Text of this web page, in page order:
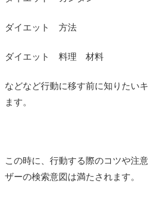
ダイエット 方法
ダイエット 料理 材料
などなど行動に移す前に知りたい
ます。
この時に、行動する際のコツや注
ザーの検索意図は満たされます。